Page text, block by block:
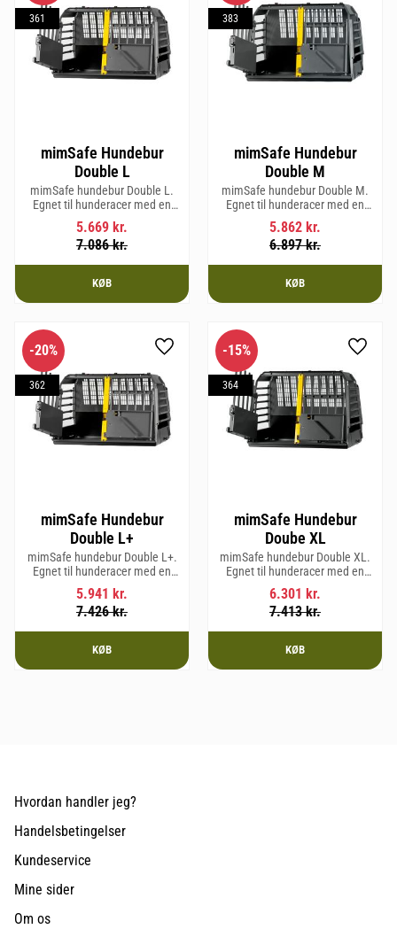
mimSafe Hundebur
Double L
mimSafe hundebur Double L.
Egnet til hunderacer med en
skulderhøjde på op til 58 cm.
5.669 kr.
7.086kr.
361
KØB
mimSafe Hundebur
Double M
mimSafe hundebur Double M.
Egnet til hunderacer med en
skulderhøjde på op til 58 cm.
5.862 kr.
6.897kr.
383
KØB
mimSafe Hundebur
Double L+
mimSafe hundebur Double L+.
Egnet til hunderacer med en
skulderhøjde på op til 62 cm.
5.941 kr.
7.426kr.
20%
362
Gem som favorit
KØB
mimSafe Hundebur
Doube XL
mimSafe hundebur Double XL.
Egnet til hunderacer med en
skulderhøjde på op til 64 cm.
6.301 kr.
7.413kr.
15%
364
Gem
KØB
Hvordan handler jeg?
Handelsbetingelser
Kundeservice
Mine sider
Om os